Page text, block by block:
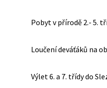
Pobyt v přírodě 2.- 5.
Loučení deváťáků na
Výlet 6. a 7. třídy do